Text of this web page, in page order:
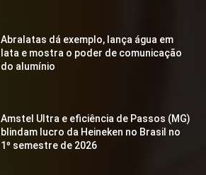
Abralatas dá exemplo, lança água em
lata e mostra o poder de comunicação
do alumínio
Amstel Ultra e eficiência de Passos (MG)
blindam lucro da Heineken no Brasil no
1º semestre de 2026